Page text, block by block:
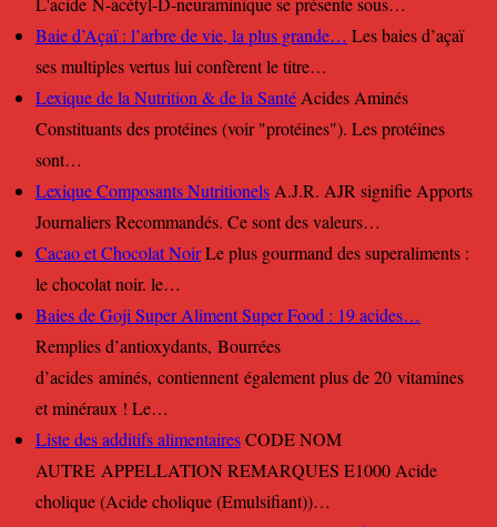
Baie d’Açaï : l’arbre de vie, la plus grande… Les baies d’açaï
ses multiples vertus lui confèrent le titre…
Lexique de la Nutrition & de la Santé Acides Aminés
Constituants des protéines (voir "protéines"). Les protéines
sont…
Lexique Composants Nutritionels A.J.R. AJR signifie Apports
Journaliers Recommandés. Ce sont des valeurs…
Cacao et Chocolat NoirLe plus gourmand des superaliments :
le chocolat noir. le…
Baies de Goji Super Aliment Super Food : 19 acides…
Remplies d’antioxydants, Bourrées
d’acides aminés, contiennent également plus de 20 vitamines
et minéraux ! Le…
Liste des additifs alimentairesCODE NOM
AUTRE APPELLATION REMARQUES E1000 Acide
cholique (Acide cholique (Emulsifiant))…